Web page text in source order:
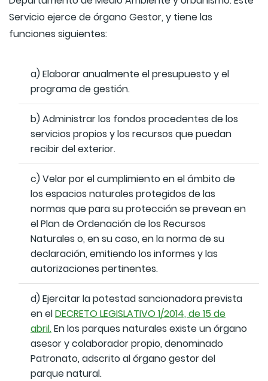
Servicio ejerce de órgano Gestor, y tiene las
funciones siguientes:
a) Elaborar anualmente el presupuesto y el
programa de gestión.
b) Administrar los fondos procedentes de los
servicios propios y los recursos que puedan
recibir del exterior.
c) Velar por el cumplimiento en el ámbito de
los espacios naturales protegidos de las
normas que para su protección se prevean en
el Plan de Ordenación de los Recursos
Naturales o, en su caso, en la norma de su
declaración, emitiendo los informes y las
autorizaciones pertinentes.
d) Ejercitar la potestad sancionadora prevista
en elDECRETO LEGISLATIVO 1/2014, de 15 de
abril.En los parques naturales existe un órgano
asesor y colaborador propio, denominado
Patronato, adscrito al órgano gestor del
parque natural.